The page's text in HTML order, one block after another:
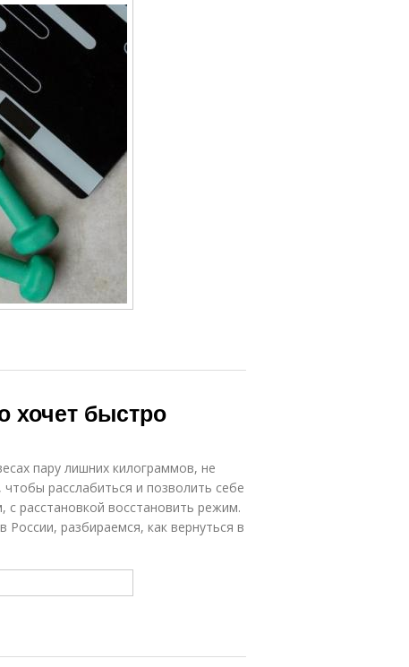
хочет быстро
пару лишних килограммов, не
расслабиться и позволить себе
расстановкой восстановить режим.
разбираемся, как вернуться в